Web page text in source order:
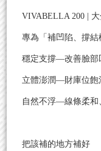
VIVABELLA 200 |
專為「補凹陷、撐結
穩定支撐—改善臉部
立體澎潤—財庫位飽
自然不浮—線條柔和
把該補的地方補好